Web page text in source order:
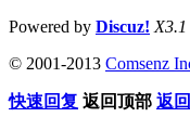
Powered by Discuz! X3.1
© 2001-2013 Comsenz
快速回复 返回顶部 返